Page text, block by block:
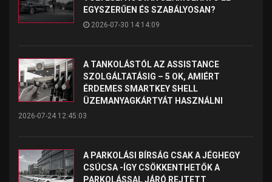
EGYSZERŰEN ÉS SZABÁLYOSAN?
2026-07-30 14:14:09
A TANKOLÁSTÓL AZ ASSISTANCE
SZOLGÁLTATÁSIG – 5 OK, AMIÉRT
ÉRDEMES SMARTKEY SHELL
ÜZEMANYAGKÁRTYÁT HASZNÁLNI
2026-07-24 12:45:03
A PARKOLÁSI BÍRSÁG CSAK A JÉGHEGY
CSÚCSA -ÍGY CSÖKKENTHETŐK A
PARKOLÁSSAL JÁRÓ REJTETT